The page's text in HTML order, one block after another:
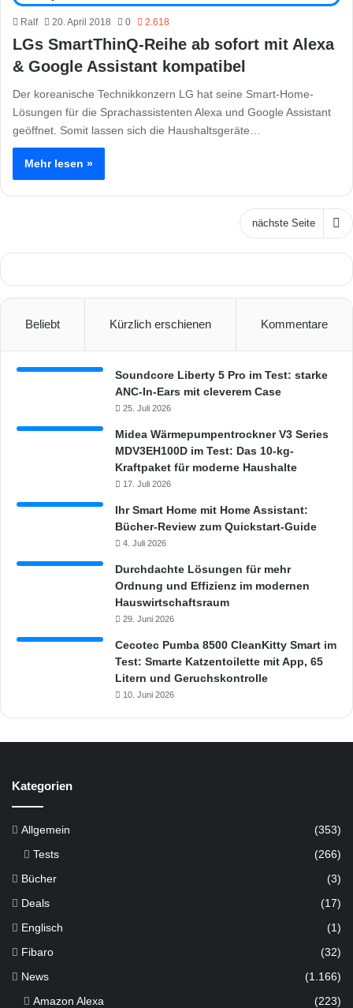
Ralf 20. April 2018 0 2.618
LGs SmartThinQ-Reihe ab sofort mit Alexa
& Google Assistant kompatibel
Der koreanische Technikkonzern LG hat seine Smart-Home-
Lösungen für die Sprachassistenten Alexa und Google Assistant
geöffnet. Somit lassen sich die Haushaltsgeräte…
Mehr lesen »
nächste Seite
Beliebt Kürzlich erschienen Kommentare
Soundcore Liberty 5 Pro im Test: starke
ANC-In-Ears mit cleverem Case
25. Juli 2026
Midea Wärmepumpentrockner V3 Series
MDV3EH100D im Test: Das 10-kg-
Kraftpaket für moderne Haushalte
17. Juli 2026
Ihr Smart Home mit Home Assistant:
Bücher-Review zum Quickstart-Guide
4. Juli 2026
Durchdachte Lösungen für mehr
Ordnung und Effizienz im modernen
Hauswirtschaftsraum
29. Juni 2026
Cecotec Pumba 8500 CleanKitty Smart im
Test: Smarte Katzentoilette mit App, 65
Litern und Geruchskontrolle
10. Juni 2026
Kategorien
Allgemein (353)
Tests (266)
Bücher (3)
Deals (17)
Englisch (1)
Fibaro (32)
News (1.166)
Amazon Alexa
(223)